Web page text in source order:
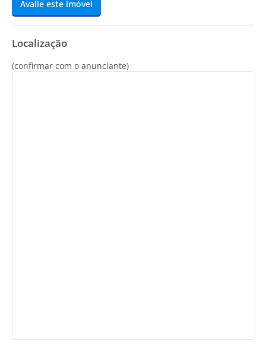
Avalie este imóvel
Localização
(confirmar com o anunciante)